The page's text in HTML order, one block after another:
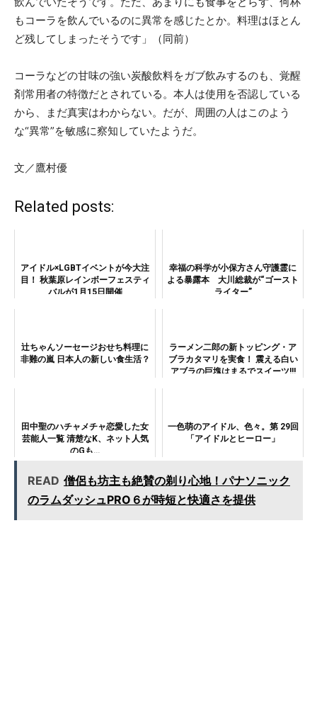
もコーラを飲んでいるのに異常を感じたとか。料理はほとん
ど残してしまったそうです」（同前）
コーラなどの甘味の強い炭酸飲料をガブ飲みするのも、覚醒
剤常用者の特徴だとされている。本人は使用を否認している
から、まだ真実はわからない。だが、周囲の人はこのよう
な“異常”を敏感に察知していたようだ。
文／鷹村優
Related posts:
アイドル×LGBTイベントが今大注
目！ 秋葉原レインボーフェスティ
バルが1月15日開催
幸福の科学が小保方さん守護霊に
よる暴露本 大川総裁が“ゴースト
ライター”
辻ちゃんソーセージおせち料理に
非難の嵐 日本人の新しい食生活？
ラーメン二郎の新トッピング・ア
ブラカタマリを実食！ 震える白い
アブラの巨塊はまるでスイーツ!!!
田中聖のハチャメチャ恋愛した女
芸能人一覧 清楚なK、ネット人気
のGも…
一色萌のアイドル、色々。第 29回
「アイドルとヒーロー」
READ 僧侶も坊主も絶賛の剃り心地！パナソニック
のラムダッシュPRO６が時短と快適さを提供